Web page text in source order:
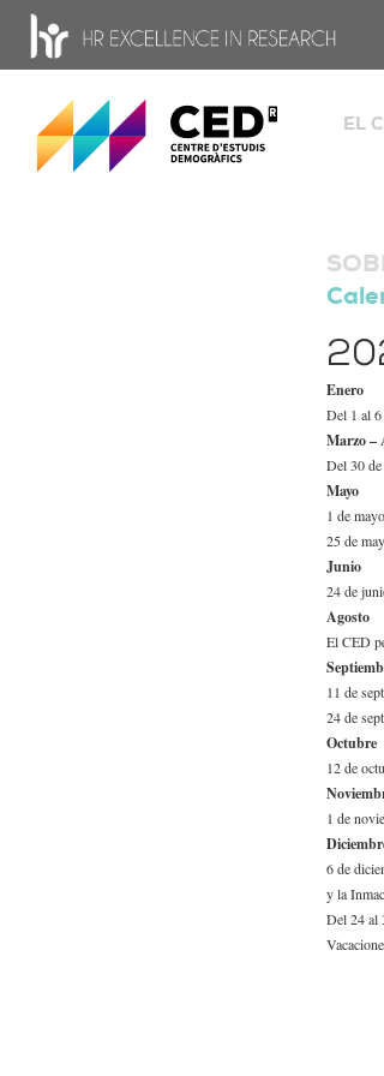
CED - Centro de Estudios
EL
HR
Enero
Del 1 al
Marzo –
Del 30
Mayo
1 de
25 de
Junio
24 de
Agosto
El CED
11 de
24 de
Octubre
12 de
1 de
6 de
y la
Del 24 al